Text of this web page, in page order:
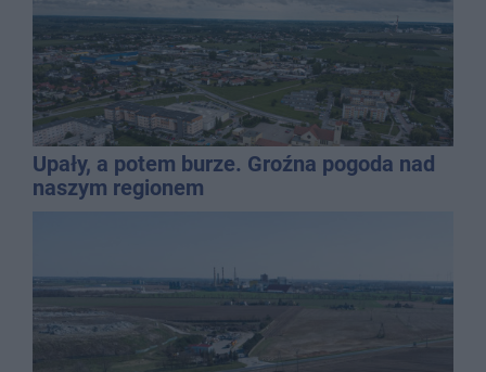
Upały, a potem burze. Groźna pogoda nad
naszym regionem